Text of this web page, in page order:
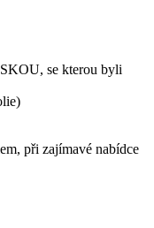
se kterou byli
při zajímavé nabídce